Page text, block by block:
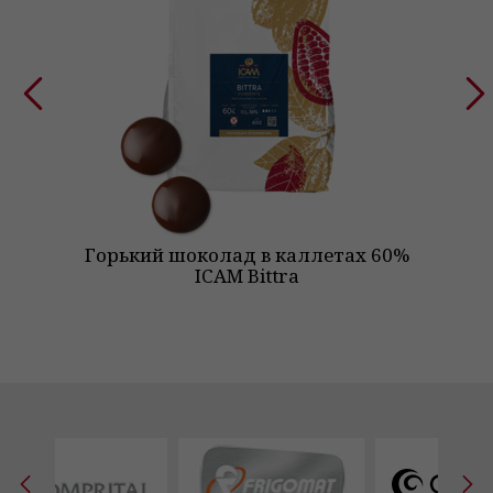
Горький шоколад в каллетах 60%
ICAM Bittra